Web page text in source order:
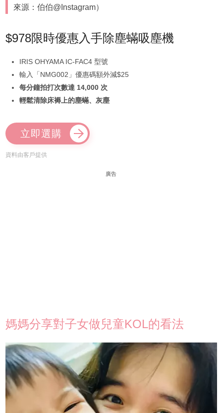
來源：伯伯@Instagram）
$978限時優惠入手除塵蟎吸塵機
IRIS OHYAMA IC-FAC4 型號
輸入「NMG002」優惠碼額外減$25
每分鐘拍打次數達 14,000 次
輕鬆清除床褥上的塵蟎、灰塵
立即選購
資料由客戶提供
廣告
媽媽分享對子女做兒童KOL的看法